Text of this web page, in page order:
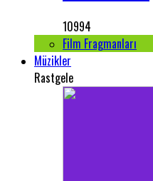
10994
Film Fragmanları
Müzikler
Rastgele